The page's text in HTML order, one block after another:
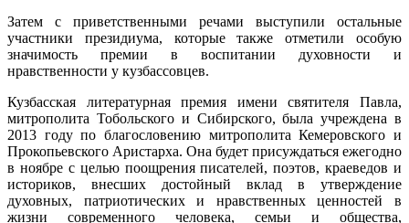
Затем с приветственными речами выступили остальные
участники президиума, которые также отметили особую
значимость премии в воспитании духовности и
нравственности у кузбассовцев.
Кузбасская литературная премия имени святителя Павла,
митрополита Тобольского и Сибирского, была учреждена в
2013 году по благословению митрополита Кемеровского и
Прокопьевского Аристарха. Она будет присуждаться ежегодно
в ноябре с целью поощрения писателей, поэтов, краеведов и
историков, внесших достойный вклад в утверждение
духовных, патриотических и нравственных ценностей в
жизни современного человека, семьи и общества,